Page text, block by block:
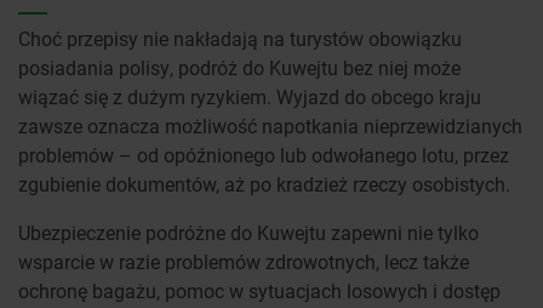
Choć przepisy nie nakładają na turystów obowiązku
posiadania polisy, podróż do Kuwejtu bez niej może
wiązać się z dużym ryzykiem. Wyjazd do obcego kraju
zawsze oznacza możliwość napotkania nieprzewidzianych
problemów – od opóźnionego lub odwołanego lotu, przez
zgubienie dokumentów, aż po kradzież rzeczy osobistych.
Ubezpieczenie podróżne do Kuwejtu zapewni nie tylko
wsparcie w razie problemów zdrowotnych, lecz także
ochronę bagażu, pomoc w sytuacjach losowych i dostęp